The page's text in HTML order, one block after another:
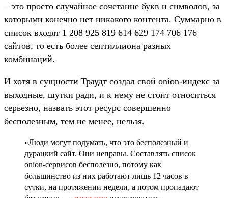
– это просто случайное сочетание букв и символов, за
которыми конечно нет никакого контента. Суммарно в
список входят 1 208 925 819 614 629 174 706 176
сайтов, то есть более септиллиона разных
комбинаций.
И хотя в сущности Траудт создал свой onion-индекс за
выходные, шутки ради, и к нему не стоит относиться
серьезно, назвать этот ресурс совершенно
бесполезным, тем не менее, нельзя.
«Люди могут подумать, что это бесполезный и
дурацкий сайт. Они неправы. Составлять список
onion-сервисов бесполезно, потому как
большинство из них работают лишь 12 часов в
сутки, на протяжении недели, а потом пропадают